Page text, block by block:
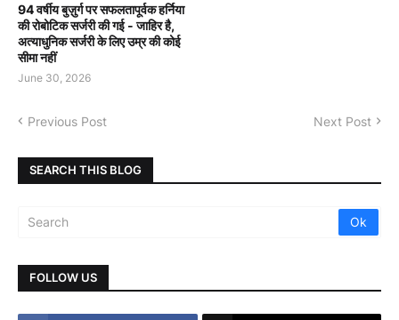
94 वर्षीय बुज़ुर्ग पर सफलतापूर्वक हर्निया
की रोबोटिक सर्जरी की गई - जाहिर है,
अत्याधुनिक सर्जरी के लिए उम्र की कोई
सीमा नहीं
June 30, 2026
Previous Post Next Post
SEARCH THIS BLOG
FOLLOW US